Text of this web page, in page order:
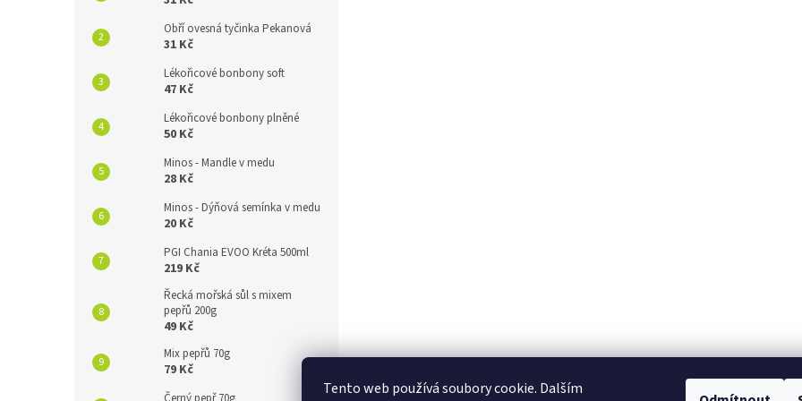
Tento web používá soubory cookie. Dalším
Obří ovesná tyčinka Pekanová
31 Kč
Lékořicové bonbony soft
47 Kč
Lékořicové bonbony plněné
50 Kč
Minos - Mandle v medu
28 Kč
Minos - Dýňová semínka v medu
20 Kč
PGI Chania EVOO Kréta 500ml
219 Kč
Řecká mořská sůl s mixem
pepřů 200g
49 Kč
Mix pepřů 70g
79 Kč